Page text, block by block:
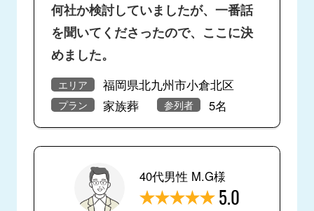
何社か検討していましたが、一番話
を聞いてくださったので、ここに決
めました。
エリア 福岡県北九州市小倉北区
プラン 家族葬 参列者 5名
40代男性 M.G様
5.0